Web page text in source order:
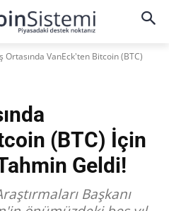
Ortasında VanEck'ten Bitcoin (BTC)
(BTC) İçin
Geldi!
Başkanı